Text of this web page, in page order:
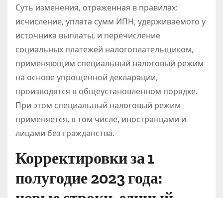
Суть изменения, отраженная в правилах:
исчисление, уплата сумм ИПН, удерживаемого у
источника выплаты, и перечисление
социальных платежей налогоплательщиком,
применяющим специальный налоговый режим
на основе упрощенной декларации,
производятся в общеустановленном порядке.
При этом специальный налоговый режим
применяется, в том числе, иностранцами и
лицами без гражданства.
Корректировки за 1
полугодие 2023 года: